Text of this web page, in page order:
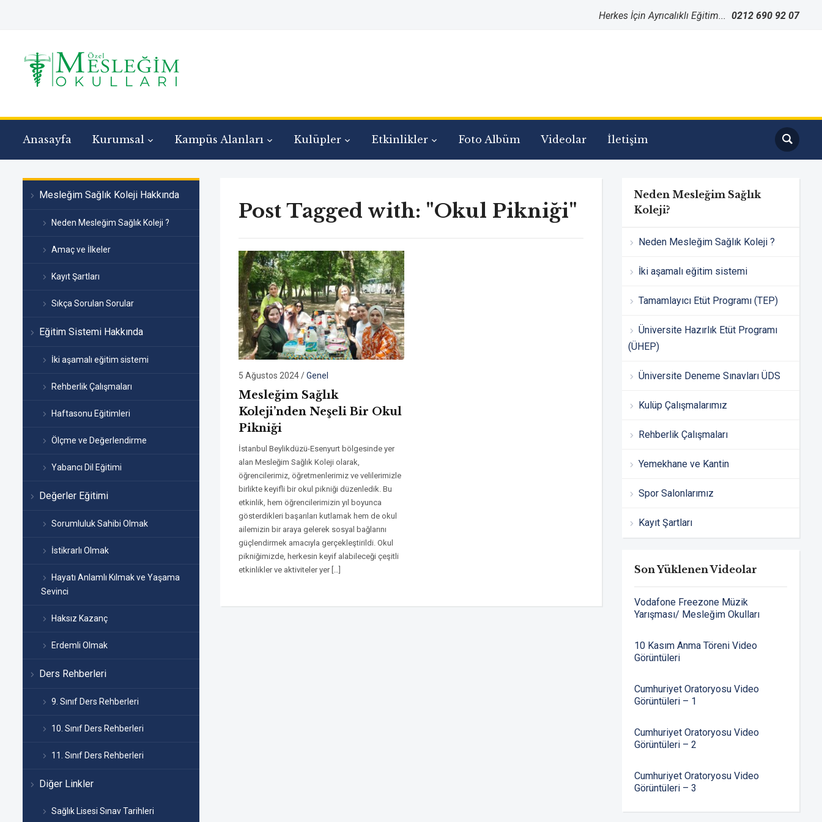
Herkes İçin Ayrıcalıklı Eğitim... 0212 690 92 07
Anasayfa Kurumsal Kampüs Alanları Kulüpler Etkinlikler Foto Albüm Videolar İletişim
Mesleğim Sağlık Koleji Hakkında
Neden Mesleğim Sağlık Koleji ?
Amaç ve İlkeler
Kayıt Şartları
Sıkça Sorulan Sorular
Eğitim Sistemi Hakkında
İki aşamalı eğitim sistemi
Rehberlik Çalışmaları
Haftasonu Eğitimleri
Ölçme ve Değerlendirme
Yabancı Dil Eğitimi
Değerler Eğitimi
Sorumluluk Sahibi Olmak
İstikrarlı Olmak
Hayatı Anlamlı Kılmak ve Yaşama
Sevinci
Haksız Kazanç
Erdemli Olmak
Ders Rehberleri
9. Sınıf Ders Rehberleri
10. Sınıf Ders Rehberleri
11. Sınıf Ders Rehberleri
Diğer Linkler
Sağlık Lisesi Sınav Tarihleri
Post Tagged with: "Okul Pikniği"
5 Ağustos 2024/Genel
Mesleğim Sağlık
Koleji’nden Neşeli Bir Okul
Pikniği
İstanbul Beylikdüzü-Esenyurt bölgesinde yer
alan Mesleğim Sağlık Koleji olarak,
öğrencilerimiz, öğretmenlerimiz ve velilerimizle
birlikte keyifli bir okul pikniği düzenledik. Bu
etkinlik, hem öğrencilerimizin yıl boyunca
gösterdikleri başarıları kutlamak hem de okul
ailemizin bir araya gelerek sosyal bağlarını
güçlendirmek amacıyla gerçekleştirildi. Okul
pikniğimizde, herkesin keyif alabileceği çeşitli
etkinlikler ve aktiviteler yer […]
Neden Mesleğim Sağlık
Koleji?
Neden Mesleğim Sağlık Koleji ?
İki aşamalı eğitim sistemi
Tamamlayıcı Etüt Programı (TEP)
Üniversite Hazırlık Etüt Programı
(ÜHEP)
Üniversite Deneme Sınavları ÜDS
Kulüp Çalışmalarımız
Rehberlik Çalışmaları
Yemekhane ve Kantin
Spor Salonlarımız
Kayıt Şartları
Son Yüklenen Videolar
Vodafone Freezone Müzik
Yarışması/ Mesleğim Okulları
10 Kasım Anma Töreni Video
Görüntüleri
Cumhuriyet Oratoryosu Video
Görüntüleri – 1
Cumhuriyet Oratoryosu Video
Görüntüleri – 2
Cumhuriyet Oratoryosu Video
Görüntüleri – 3